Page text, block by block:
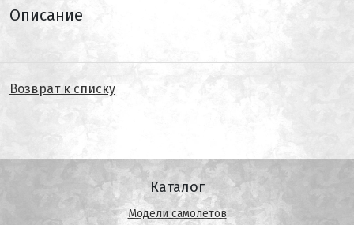
Описание
Возврат к списку
Каталог
Модели самолетов